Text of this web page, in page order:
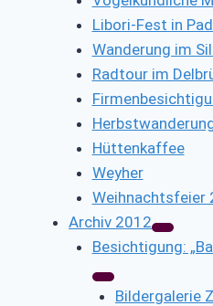
Libori-Fest in
Wanderung im
Radtour im
Hüttenkaffee
Weyher
Weihnachtsfeier
Archiv 2012
Besichtigung:
Bildergalerie